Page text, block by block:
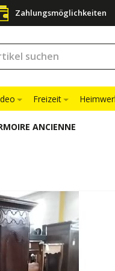
Zahlungsmöglichkeiten
Freizeit
ANCIENNE